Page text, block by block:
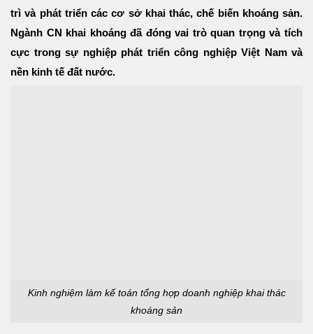
trì và phát triển các cơ sở khai thác, chế biến khoáng sản.
Ngành CN khai khoáng đã đóng vai trò quan trọng và tích
cực trong sự nghiệp phát triển công nghiệp Việt Nam và
nền kinh tế đất nước.
Kinh nghiệm làm kế toán tổng hợp doanh nghiệp khai thác
khoáng sản